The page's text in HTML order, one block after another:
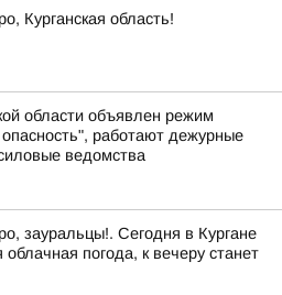
Курганская область!
области объявлен режим
работают дежурные
ведомства
зауральцы!. Сегодня в Кургане
облачная погода, к вечеру станет